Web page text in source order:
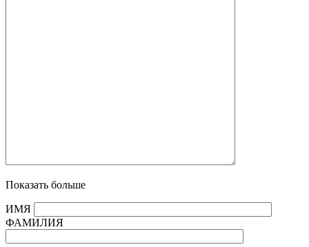
Показать больше
ИМЯ
ФАМИЛИЯ